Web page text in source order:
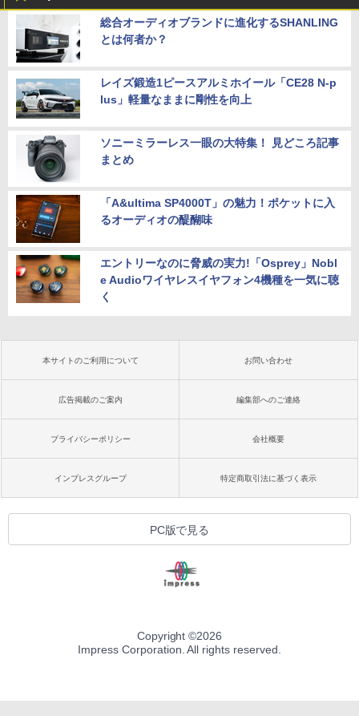
総合オーディオブランドに進化するSHANLING
とは何者か？
レイズ鍛造1ピースアルミホイール「CE28 N-p
lus」軽量なままに剛性を向上
ソニーミラーレス一眼の大特集！ 見どころ記事
まとめ
「A&ultima SP4000T」の魅力！ポケットに入
るオーディオの醍醐味
エントリーなのに脅威の実力!「Osprey」Nobl
e Audioワイヤレスイヤフォン4機種を一気に聴
く
本サイトのご利用について お問い合わせ
広告掲載のご案内 編集部へのご連絡
プライバシーポリシー 会社概要
インプレスグループ 特定商取引法に基づく表示
PC版で見る
Copyright ©2026
Impress Corporation. All rights reserved.